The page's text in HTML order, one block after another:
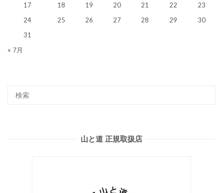
17
18 19 20 21 22
23
24
25 26 27 28 29
30
31
« 7月
山と道 正規取扱店